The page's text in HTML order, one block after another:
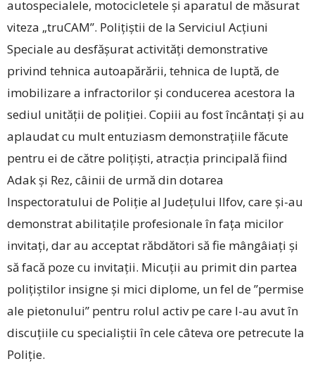
autospecialele, motocicletele și aparatul de măsurat
viteza „truCAM”. Polițiștii de la Serviciul Acțiuni
Speciale au desfășurat activități demonstrative
privind tehnica autoapărării, tehnica de luptă, de
imobilizare a infractorilor și conducerea acestora la
sediul unității de poliției. Copiii au fost încântați și au
aplaudat cu mult entuziasm demonstrațiile fă­cute
pentru ei de către polițiști, atracția principală fiind
Adak și Rez, câinii de urmă din dotarea
Inspectoratului de Poliție al Județului Ilfov, care ­și-au
demonstrat abilitațile profesionale în fața micilor
invitați, dar au acceptat răbdători să fie mângâiați și
să facă poze cu invitații. Micuții au primit din partea
polițiștilor insigne și mici diplome, un fel de ”permise
ale ­pietonului” pentru rolul activ pe care l-au avut în
discuțiile cu specialiștii în cele câteva ore petrecute la
Poliție.